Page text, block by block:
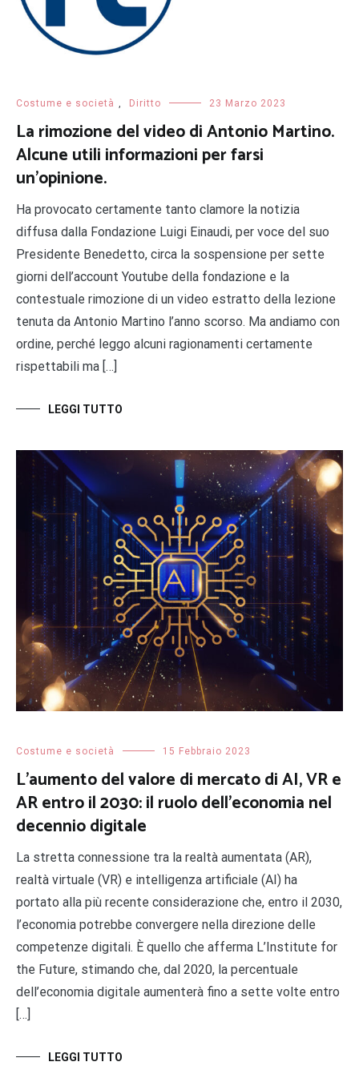
Costume e società Diritto 23 Marzo 2023
La rimozione del video di Antonio Martino.
Alcune utili informazioni per farsi
un’opinione.
Ha provocato certamente tanto clamore la notizia
diffusa dalla Fondazione Luigi Einaudi, per voce del suo
Presidente Benedetto, circa la sospensione per sette
giorni dell’account Youtube della fondazione e la
contestuale rimozione di un video estratto della lezione
tenuta da Antonio Martino l’anno scorso. Ma andiamo con
ordine, perché leggo alcuni ragionamenti certamente
rispettabili ma […]
LEGGI TUTTO
Costume e società 15 Febbraio 2023
L’aumento del valore di mercato di AI, VR e
AR entro il 2030: il ruolo dell’economia nel
decennio digitale
La stretta connessione tra la realtà aumentata (AR),
realtà virtuale (VR) e intelligenza artificiale (AI) ha
portato alla più recente considerazione che, entro il 2030,
l’economia potrebbe convergere nella direzione delle
competenze digitali. È quello che afferma L’Institute for
the Future, stimando che, dal 2020, la percentuale
dell’economia digitale aumenterà fino a sette volte entro
[…]
LEGGI TUTTO